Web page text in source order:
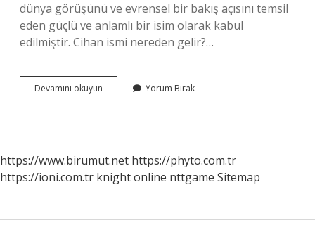
dünya görüşünü ve evrensel bir bakış açısını temsil
eden güçlü ve anlamlı bir isim olarak kabul
edilmiştir. Cihan ismi nereden gelir?…
Devamını okuyun
Isminin
Yorum Bırak
https://www.birumut.net https://phyto.com.tr
https://ioni.com.tr knight online nttgame Sitemap